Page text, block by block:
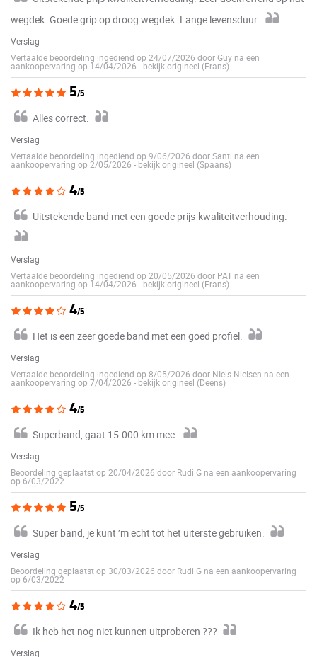
wegdek. Goede grip op droog wegdek. Lange levensduur.
Verslag
Vertaalde beoordeling ingediend op 24/07/2026 door Guy na een
aankoopervaring op 14/04/2026 -bekijk origineel (Frans)
5/5
Alles correct.
Verslag
Vertaalde beoordeling ingediend op 9/06/2026 door Santi na een
aankoopervaring op 2/05/2026 - bekijk origineel (Spaans)
4/5
Uitstekende band met een goede prijs-kwaliteitverhouding.
Verslag
Vertaalde beoordeling ingediend op 20/05/2026 door PAT na een
aankoopervaring op 14/04/2026 -bekijk origineel (Frans)
4/5
Het is een zeer goede band met een goed profiel.
Verslag
Vertaalde beoordeling ingediend op 8/05/2026 door NIels Nielsen na een
aankoopervaring op 7/04/2026 - bekijk origineel (Deens)
4/5
Superband, gaat 15.000 km mee.
Verslag
Beoordeling geplaatst op 20/04/2026 door Rudi G na een aankoopervaring
op 6/03/2022
5/5
Super band, je kunt ’m echt tot het uiterste gebruiken.
Verslag
Beoordeling geplaatst op 30/03/2026 door Rudi G na een aankoopervaring
op 6/03/2022
4/5
Ik heb het nog niet kunnen uitproberen ???
Verslag